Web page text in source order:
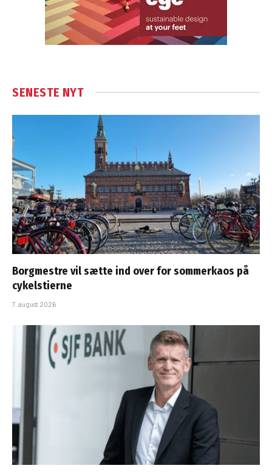
SENESTE NYT
Borgmestre vil sætte ind over for sommerkaos på
cykelstierne
7. august 2026